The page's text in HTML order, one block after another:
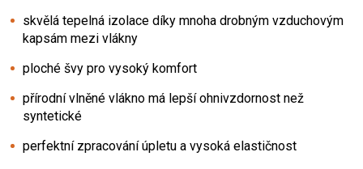
skvělá tepelná izolace díky mnoha drobným vzduchovým
kapsám mezi vlákny
ploché švy pro vysoký komfort
přírodní vlněné vlákno má lepší ohnivzdornost než
syntetické
perfektní zpracování úpletu a vysoká elastičnost